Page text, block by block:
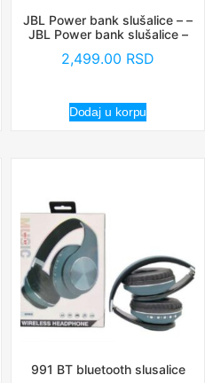
JBL Power bank slušalice – –
JBL Power bank slušalice –
2,499.00 RSD
Dodaj u korpu
991 BT bluetooth slusalice